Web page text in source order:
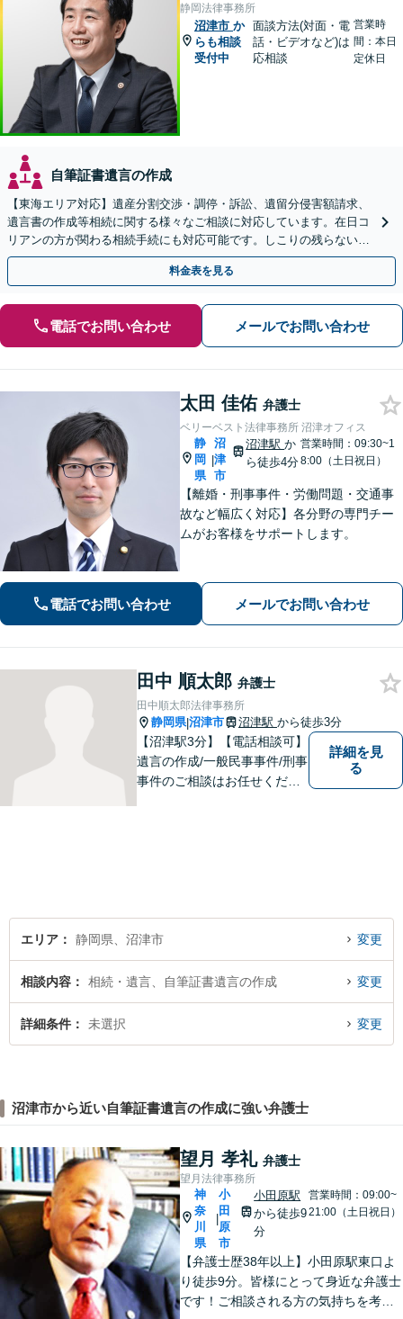
静岡法律事務所
沼津市 か
らも相談
受付中
面談方法(対面・電
話・ビデオなど)は
応相談
営業時
間：本日
定休日
自筆証書遺言の作成
【東海エリア対応】遺産分割交渉・調停・訴訟、遺留分侵害額請求、
遺言書の作成等相続に関する様々なご相談に対応しています。在日コ
リアンの方が関わる相続手続にも対応可能です。しこりの残らない解
決を特に意識しています。
料金表を見る
電話でお問い合わせ メールでお問い合わせ
太田 佳佑 弁護士
ベリーベスト法律事務所 沼津オフィス
静
岡
県
|
沼
津
市
沼津駅か
ら徒歩4分
営業時間：09:30~1
8:00（土日祝日）
【離婚・刑事事件・労働問題・交通事
故など幅広く対応】各分野の専門チー
ムがお客様をサポートします。
電話でお問い合わせ メールでお問い合わせ
田中 順太郎 弁護士
田中順太郎法律事務所
静岡県|沼津市 沼津駅 から徒歩3分
【沼津駅3分】【電話相談可】
遺言の作成/一般民事事件/刑事
事件のご相談はお任せくださ
詳細を見
る
エリア 静岡県、沼津市 変更
相談内容 相続・遺言、自筆証書遺言の作成 変更
詳細条件 未選択 変更
沼津市から近い自筆証書遺言の作成に強い弁護士
望月 孝礼 弁護士
望月法律事務所
神
奈
川
県
小
田
原
市
小田原駅
から徒歩9
分
営業時間：09:00~
21:00（土日祝日）
【弁護士歴38年以上】小田原駅東口よ
り徒歩9分。皆様にとって身近な弁護士
です！ご相談される方の気持ちを考え